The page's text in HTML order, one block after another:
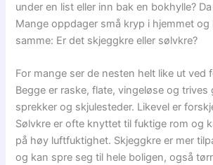
under en list eller inn bak en bokhylle?
Mange oppdager små kryp i hjemmet og
samme: Er det skjeggkre eller sølvkre?
For mange ser de nesten helt like ut ved
Begge er raske, flate, vingeløse og trives
sprekker og skjulesteder. Likevel er
Sølvkre er ofte knyttet til fuktige rom og
på høy luftfuktighet. Skjeggkre er mer
og kan spre seg til hele boligen, også